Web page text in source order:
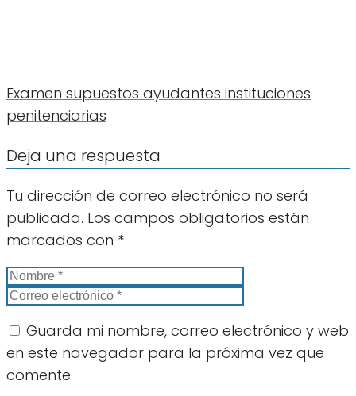
Examen supuestos ayudantes instituciones
penitenciarias
Deja una respuesta
Tu dirección de correo electrónico no será
publicada. Los campos obligatorios están
marcados con *
Guarda mi nombre, correo electrónico y web
en este navegador para la próxima vez que
comente.